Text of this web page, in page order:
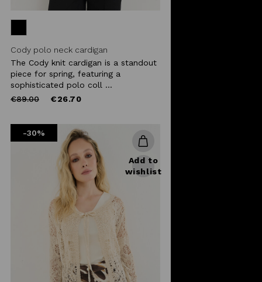
Cody polo neck cardigan
The Cody knit cardigan is a standout
piece for spring, featuring a
sophisticated polo coll ...
Price
€89.00to €26.70
-30%
Add to
wishlist